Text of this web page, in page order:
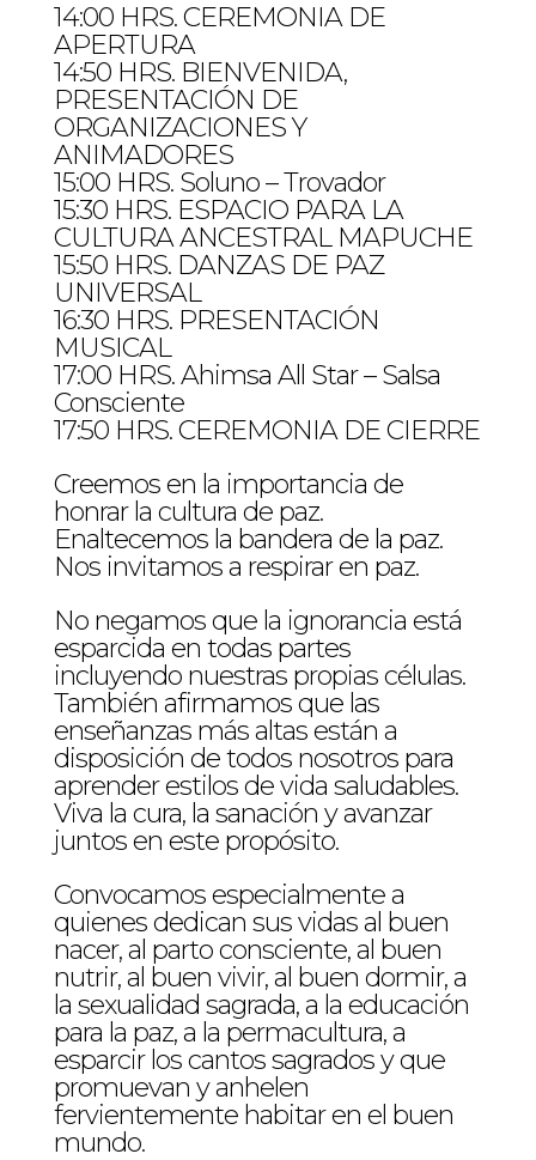
14:00 HRS. CEREMONIA DE
APERTURA
14:50 HRS. BIENVENIDA,
PRESENTACIÓN DE
ORGANIZACIONES Y
ANIMADORES
15:00 HRS. Soluno – Trovador
15:30 HRS. ESPACIO PARA LA
CULTURA ANCESTRAL MAPUCHE
15:50 HRS. DANZAS DE PAZ
UNIVERSAL
16:30 HRS. PRESENTACIÓN
MUSICAL
17:00 HRS. Ahimsa All Star – Salsa
Consciente
17:50 HRS. CEREMONIA DE CIERRE
Creemos en la importancia de
honrar la cultura de paz.
Enaltecemos la bandera de la paz.
Nos invitamos a respirar en paz.
No negamos que la ignorancia está
esparcida en todas partes
incluyendo nuestras propias células.
También afirmamos que las
enseñanzas más altas están a
disposición de todos nosotros para
aprender estilos de vida saludables.
Viva la cura, la sanación y avanzar
juntos en este propósito.
Convocamos especialmente a
quienes dedican sus vidas al buen
nacer, al parto consciente, al buen
nutrir, al buen vivir, al buen dormir, a
la sexualidad sagrada, a la educación
para la paz, a la permacultura, a
esparcir los cantos sagrados y que
promuevan y anhelen
fervientemente habitar en el buen
mundo.